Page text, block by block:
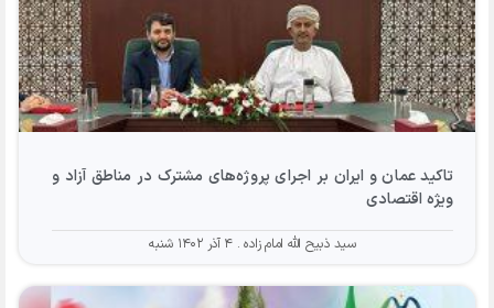
تاکید عمان و ایران بر اجرای پروژه‌های مشترک در مناطق آزاد و
ویژه اقتصادی
سید ذبیح الله امام زاده ۴ آذر ۱۴۰۲ شنبه